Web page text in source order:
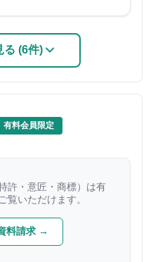
る (6件)
有料会員限定
許・意匠・商標）は有
覧いただけます。
料請求 →